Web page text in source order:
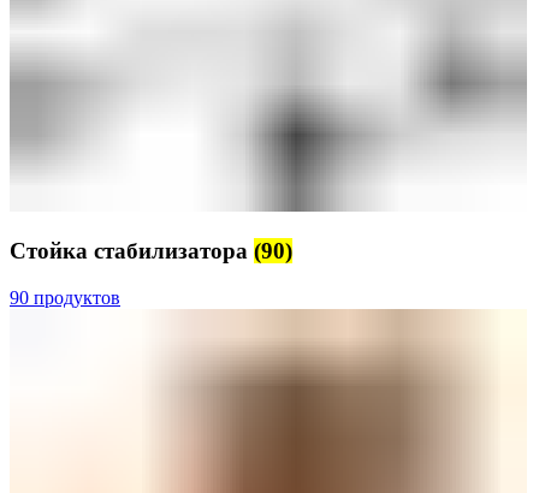
Стойка стабилизатора (90)
90 продуктов